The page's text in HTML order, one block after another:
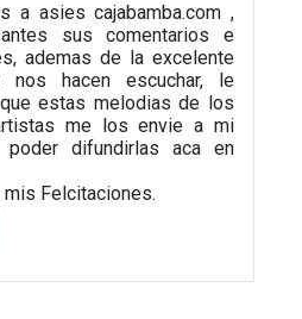
a asies cajabamba.com ,
sus comentarios e
ademas de la excelente
nos hacen escuchar, le
estas melodias de los
me los envie a mi
poder difundirlas aca en
mis Felcitaciones.